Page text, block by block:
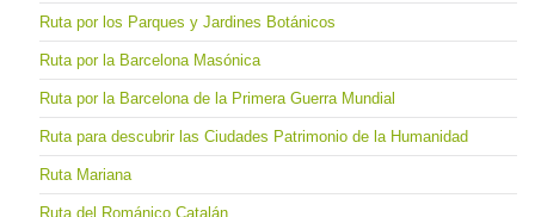
Ruta por los Parques y Jardines Botánicos
Ruta por la Barcelona Masónica
Ruta por la Barcelona de la Primera Guerra Mundial
Ruta para descubrir las Ciudades Patrimonio de la Humanidad
Ruta Mariana
Ruta del Románico Catalán